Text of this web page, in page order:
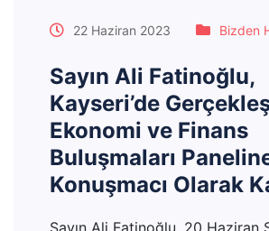
22 Haziran 2023 Bizden
Sayın Ali Fatinoğlu,
Kayseri’de
Ekonomi ve Finans
Buluşmaları
Konuşmacı Olarak